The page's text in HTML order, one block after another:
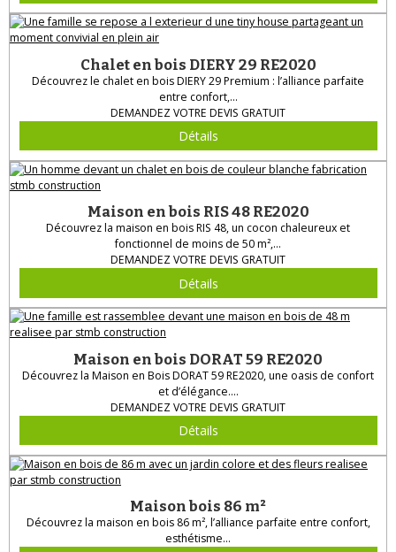
Chalet en bois DIERY 29 RE2020
Découvrez le chalet en bois DIERY 29 Premium : l’alliance parfaite
entre confort,...
DEMANDEZ VOTRE DEVIS GRATUIT
Détails
Maison en bois RIS 48 RE2020
Découvrez la maison en bois RIS 48, un cocon chaleureux et
fonctionnel de moins de 50 m²,...
DEMANDEZ VOTRE DEVIS GRATUIT
Détails
Maison en bois DORAT 59 RE2020
Découvrez la Maison en Bois DORAT 59 RE2020, une oasis de confort
et d’élégance....
DEMANDEZ VOTRE DEVIS GRATUIT
Détails
Maison bois 86 m²
Découvrez la maison en bois 86 m², l’alliance parfaite entre confort,
esthétisme...